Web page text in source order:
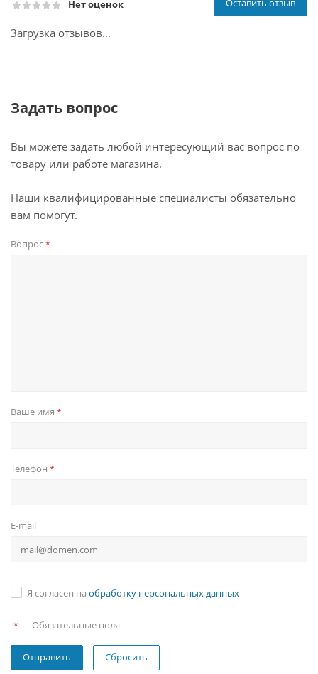
Нет оценок Оставить отзыв
Загрузка отзывов...
Задать вопрос
Вы можете задать любой интересующий вас вопрос по
товару или работе магазина.
Наши квалифицированные специалисты обязательно
вам помогут.
Вопрос*
Ваше имя *
Телефон *
E-mail
Я согласен на обработку персональных данных
* — Обязательные поля
Сбросить